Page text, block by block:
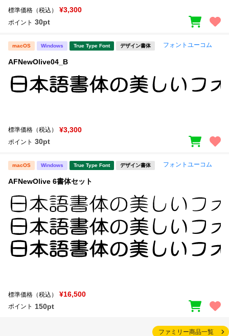
標準価格（税込） ¥3,300
ポイント 30pt
macOS Windows True Type Font デザイン書体 フォントユーコム
AFNewOlive04_B
標準価格（税込） ¥3,300
ポイント 30pt
macOS Windows True Type Font デザイン書体 フォントユーコム
AFNewOlive 6書体セット
標準価格（税込） ¥16,500
ポイント 150pt
ファミリー商品一覧